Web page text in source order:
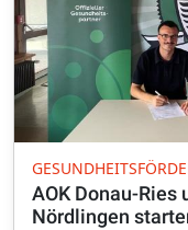
AOK Donau-Ries
Nördlingen